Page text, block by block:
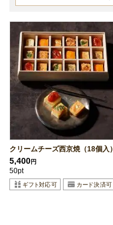
クリームチーズ西京焼（18個入）
5,400円
50pt